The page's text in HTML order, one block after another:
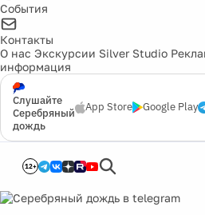
События
Контакты
О нас Экскурсии Silver Studio
информация
Слушайте
Серебряный
дождь
App Store Google Play
12+